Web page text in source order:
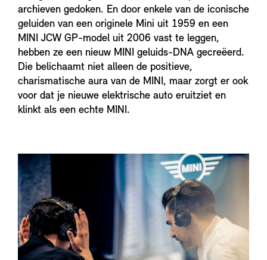
archieven gedoken. En door enkele van de iconische
geluiden van een originele Mini uit 1959 en een
MINI JCW GP-model uit 2006 vast te leggen,
hebben ze een nieuw MINI geluids-DNA gecreëerd.
Die belichaamt niet alleen de positieve,
charismatische aura van de MINI, maar zorgt er ook
voor dat je nieuwe elektrische auto eruitziet en
klinkt als een echte MINI.